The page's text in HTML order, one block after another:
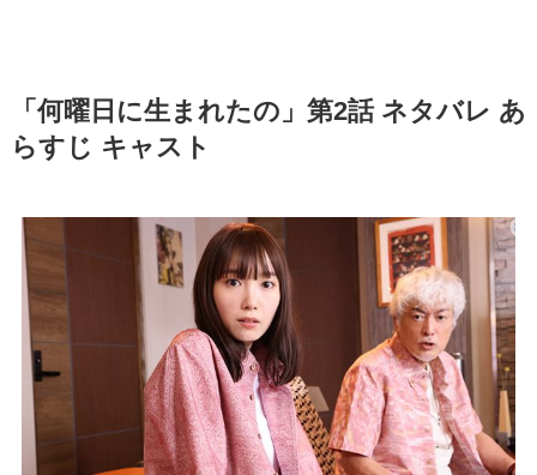
「何曜日に生まれたの」第2話 ネタバレ あ
らすじ キャスト